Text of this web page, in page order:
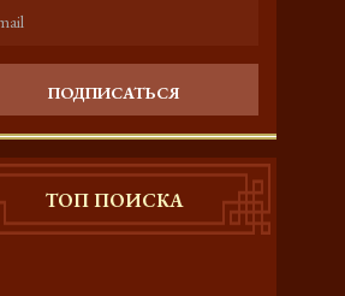
ПОДПИСАТЬСЯ
ТОП ПОИСКА